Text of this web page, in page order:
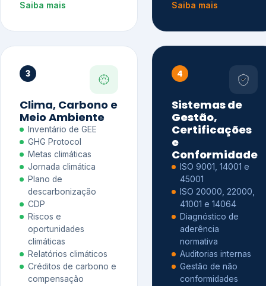
Saiba mais
Saiba mais
3
Clima, Carbono e
Meio Ambiente
Inventário de GEE
GHG Protocol
Metas climáticas
Jornada climática
Plano de
descarbonização
CDP
Riscos e
oportunidades
climáticas
Relatórios climáticos
Créditos de carbono e
compensação
4
Sistemas de
Gestão,
Certificações
e
Conformidade
ISO 9001, 14001 e
45001
ISO 20000, 22000,
41001 e 14064
Diagnóstico de
aderência
normativa
Auditorias internas
Gestão de não
conformidades